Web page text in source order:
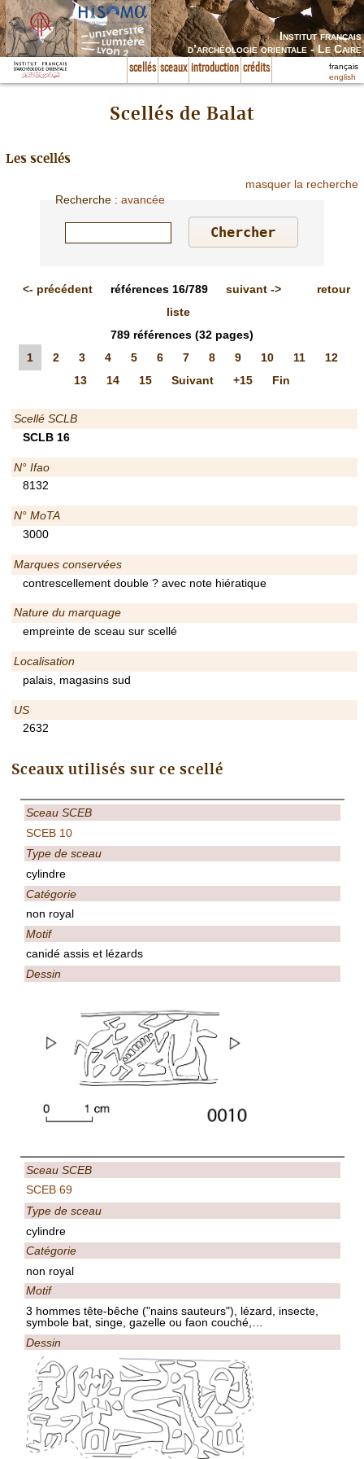
Institut français
d’archéologie orientale - Le Caire
scellés sceaux introduction crédits
français
english
Scellés de Balat
Les scellés
masquer la recherche
Recherche :avancée
<- précédent références16/789 suivant->
retour
liste
789 références (32 pages)
1
2 3 4 5 6 7 8 9 10 11
12
13
14 15 Suivant +15 Fin
Scellé SCLB
SCLB 16
N° Ifao
8132
N° MoTA
3000
Marques conservées
contrescellement double ? avec note hiératique
Nature du marquage
empreinte de sceau sur scellé
Localisation
palais, magasins sud
US
2632
Sceaux utilisés sur ce scellé
Sceau SCEB
SCEB 10
Type de sceau
cylindre
Catégorie
non royal
Motif
canidé assis et lézards
Dessin
Sceau SCEB
SCEB 69
Type de sceau
cylindre
Catégorie
non royal
Motif
3 hommes tête-bêche ("nains sauteurs"), lézard, insecte,
symbole bat, singe, gazelle ou faon couché,…
Dessin